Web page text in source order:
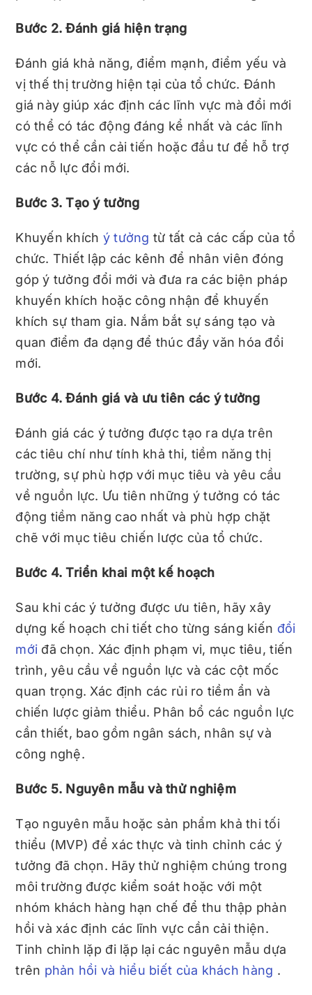
Bước 2. Đánh giá hiện trạng
Đánh giá khả năng, điểm mạnh, điểm yếu và
vị thế thị trường hiện tại của tổ chức. Đánh
giá này giúp xác định các lĩnh vực mà đổi mới
có thể có tác động đáng kể nhất và các lĩnh
vực có thể cần cải tiến hoặc đầu tư để hỗ trợ
các nỗ lực đổi mới.
Bước 3. Tạo ý tưởng
Khuyến khích ý tưởng từ tất cả các cấp của tổ
chức. Thiết lập các kênh để nhân viên đóng
góp ý tưởng đổi mới và đưa ra các biện pháp
khuyến khích hoặc công nhận để khuyến
khích sự tham gia. Nắm bắt sự sáng tạo và
quan điểm đa dạng để thúc đẩy văn hóa đổi
mới.
Bước 4. Đánh giá và ưu tiên các ý tưởng
Đánh giá các ý tưởng được tạo ra dựa trên
các tiêu chí như tính khả thi, tiềm năng thị
trường, sự phù hợp với mục tiêu và yêu cầu
về nguồn lực. Ưu tiên những ý tưởng có tác
động tiềm năng cao nhất và phù hợp chặt
chẽ với mục tiêu chiến lược của tổ chức.
Bước 4. Triển khai một kế hoạch
Sau khi các ý tưởng được ưu tiên, hãy xây
dựng kế hoạch chi tiết cho từng sáng kiến ​​đổi
mới đã chọn. Xác định phạm vi, mục tiêu, tiến
trình, yêu cầu về nguồn lực và các cột mốc
quan trọng. Xác định các rủi ro tiềm ẩn và
chiến lược giảm thiểu. Phân bổ các nguồn lực
cần thiết, bao gồm ngân sách, nhân sự và
công nghệ.
Bước 5. Nguyên mẫu và thử nghiệm
Tạo nguyên mẫu hoặc sản phẩm khả thi tối
thiểu (MVP) để xác thực và tinh chỉnh các ý
tưởng đã chọn. Hãy thử nghiệm chúng trong
môi trường được kiểm soát hoặc với một
nhóm khách hàng hạn chế để thu thập phản
hồi và xác định các lĩnh vực cần cải thiện.
Tinh chỉnh lặp đi lặp lại các nguyên mẫu dựa
trên phản hồi và hiểu biết của khách hàng .